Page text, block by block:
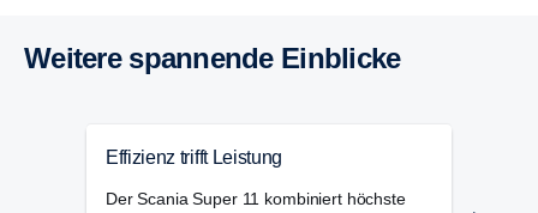
Weitere spannende Einblicke
Effizienz trifft Leistung
Der Scania Super 11 kombiniert höchste